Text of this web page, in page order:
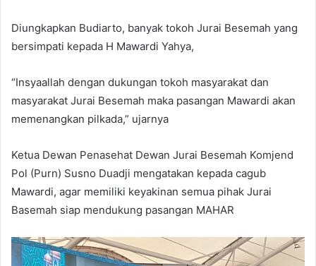
Diungkapkan Budiarto, banyak tokoh Jurai Besemah yang
bersimpati kepada H Mawardi Yahya,
“Insyaallah dengan dukungan tokoh masyarakat dan
masyarakat Jurai Besemah maka pasangan Mawardi akan
memenangkan pilkada,” ujarnya
Ketua Dewan Penasehat Dewan Jurai Besemah Komjend
Pol (Purn) Susno Duadji mengatakan kepada cagub
Mawardi, agar memiliki keyakinan semua pihak Jurai
Basemah siap mendukung pasangan MAHAR